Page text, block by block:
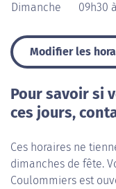
Dimanche
09h30
Modifier les
Pour savoir si
ces jours,
Ces horaires ne
dimanches de fête.
Coulommiers est